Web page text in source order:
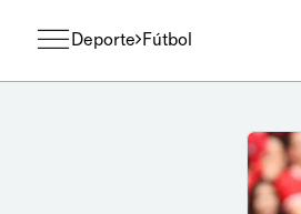
Deporte Fútbol